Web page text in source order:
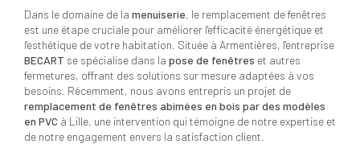
Dans le domaine de la menuiserie, le remplacement de fenêtres
est une étape cruciale pour améliorer l'efficacité énergétique et
l'esthétique de votre habitation. Située à Armentières, l'entreprise
BECART se spécialise dans la pose de fenêtres et autres
fermetures, offrant des solutions sur mesure adaptées à vos
besoins. Récemment, nous avons entrepris un projet de
remplacement de fenêtres abimées en bois par des modèles
en PVC à Lille, une intervention qui témoigne de notre expertise et
de notre engagement envers la satisfaction client.